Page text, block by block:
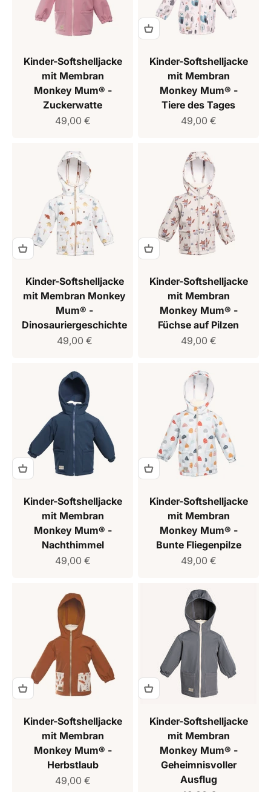
Kinder-Softshelljacke
mit Membran
Monkey Mum® -
Zuckerwatte
Verkaufspreis
49,00 €
Kinder-Softshelljacke
mit Membran
Monkey Mum® -
Tiere des Tages
Verkaufspreis
49,00 €
Kinder-Softshelljacke
mit Membran Monkey
Mum® -
Dinosauriergeschichte
Verkaufspreis
49,00 €
Kinder-Softshelljacke
mit Membran
Monkey Mum® -
Füchse auf Pilzen
Verkaufspreis
49,00 €
Kinder-Softshelljacke
mit Membran
Monkey Mum® -
Nachthimmel
Verkaufspreis
49,00 €
Kinder-Softshelljacke
mit Membran
Monkey Mum® -
Bunte Fliegenpilze
Verkaufspreis
49,00 €
Kinder-Softshelljacke
mit Membran
Monkey Mum® -
Herbstlaub
Verkaufspreis
49,00 €
Kinder-Softshelljacke
mit Membran
Monkey Mum® -
Geheimnisvoller
Ausflug